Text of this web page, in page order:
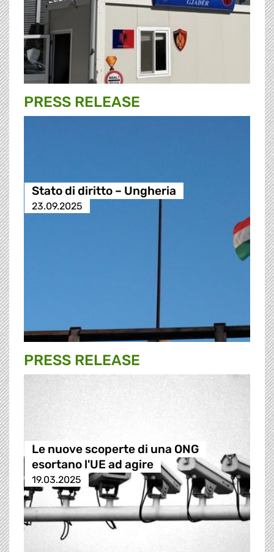
PRESS RELEASE
Stato di diritto – Ungheria
23.09.2025
PRESS RELEASE
Le nuove scoperte di una ONG
esortano l'UE ad agire
19.03.2025